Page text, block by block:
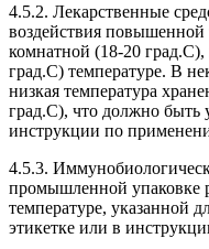
4.5.2. Лекарственные
воздействия повышенной
комнатной (18-20
град.С) температуре. В
низкая температура
град.С), что должно быть
инструкции по
4.5.3.
промышленной упаковке
температуре, указанной
этикетке или в